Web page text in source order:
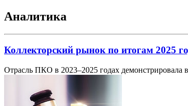
Аналитика
Коллекторский рынок по итогам 2025
Отрасль ПКО в 2023–2025 годах демонстрировала